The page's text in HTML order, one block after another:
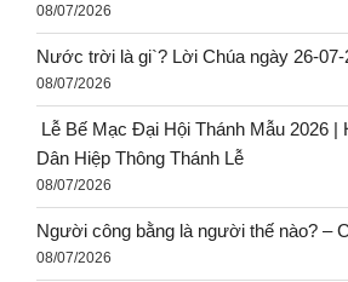
08/07/2026
Nước trời là gi`? Lời Chúa ngày 26-07-
08/07/2026
Lễ Bế Mạc Đại Hội Thánh Mẫu 2026 |
Dân Hiệp Thông Thánh Lễ
08/07/2026
Người công bằng là người thế nào? –
08/07/2026